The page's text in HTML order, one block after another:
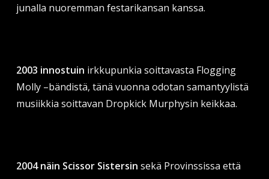
junalla nuoremman festarikansan kanssa.
2003 innostuin irkkupunkia soittavasta Flogging
Molly –bändistä, tänä vuonna odotan samantyylistä
musiikkia soittavan Dropkick Murphysin keikkaa.
2004 näin Scissor Sistersin sekä Provinssissa että